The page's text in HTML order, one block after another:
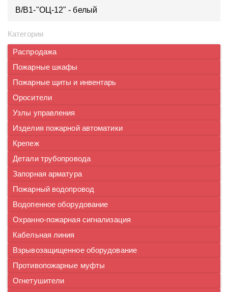
В/В1-"ОЦ-12" - белый
Категории
Распродажа
Пожарные шкафы
Пожарные щиты и инвентарь
Оросители
Узлы управления
Изделия пожарной автоматики
Крепеж
Детали трубопровода
Запорная арматура
Пожарный водопровод
Водопенное оборудование
Охранно-пожарная сигнализация
Кабельная линия
Взрывозащищенное оборудование
Противопожарные муфты
Огнетушители